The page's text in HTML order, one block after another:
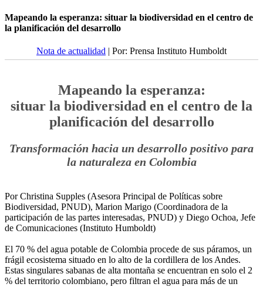
Mapeando la esperanza: situar la biodiversidad en el centro de
la planificación del desarrollo
Nota de actualidad | Por: Prensa Instituto Humboldt
Mapeando la esperanza:
situar la biodiversidad en el centro de la
planificación del desarrollo
Transformación hacia un desarrollo positivo para
la naturaleza en Colombia
Por Christina Supples (Asesora Principal de Políticas sobre
Biodiversidad, PNUD), Marion Marigo (Coordinadora de la
participación de las partes interesadas, PNUD) y Diego Ochoa, Jefe
de Comunicaciones (Instituto Humboldt)
El 70 % del agua potable de Colombia procede de sus páramos, un
frágil ecosistema situado en lo alto de la cordillera de los Andes.
Estas singulares sabanas de alta montaña se encuentran en solo el 2
% del territorio colombiano, pero filtran el agua para más de un